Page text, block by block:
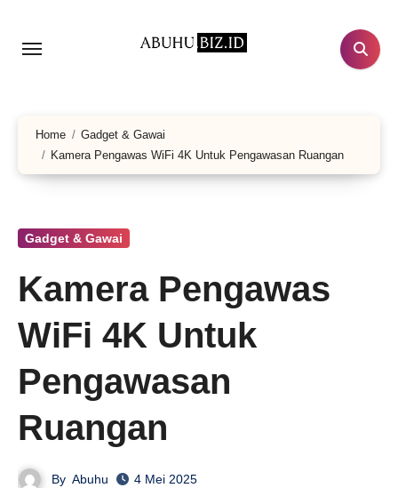
Home
Gadget & Gawai
Kamera Pengawas WiFi 4K Untuk Pengawasan Ruangan
Gadget & Gawai
Kamera Pengawas
WiFi 4K Untuk
Pengawasan
Ruangan
By Abuhu
4 Mei 2025